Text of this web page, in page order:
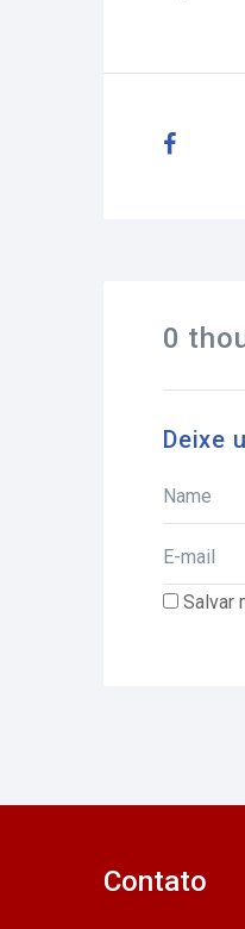
0
Deixe
Salvar
Contato